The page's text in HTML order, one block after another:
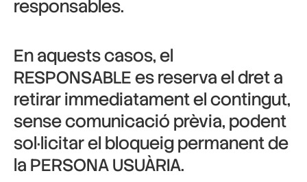
responsables.
En aquests casos, el
RESPONSABLE es reserva el dret a
retirar immediatament el contingut,
sense comunicació prèvia, podent
sol·licitar el bloqueig permanent de
la PERSONA USUÀRIA.